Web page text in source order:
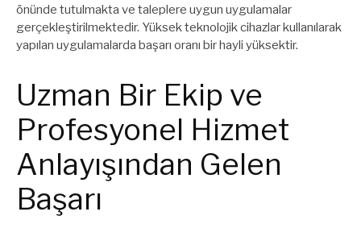
önünde tutulmakta ve taleplere uygun uygulamalar
gerçekleştirilmektedir. Yüksek teknolojik cihazlar kullanılarak
yapılan uygulamalarda başarı oranı bir hayli yüksektir.
Uzman Bir Ekip ve
Profesyonel Hizmet
Anlayışından Gelen
Başarı